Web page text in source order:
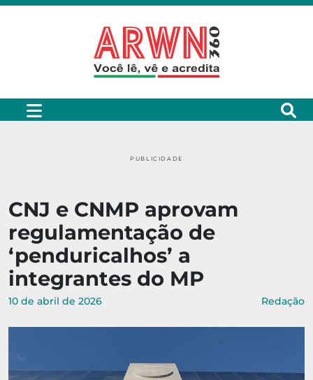
PUBLICIDADE
CNJ e CNMP aprovam
regulamentação de
‘penduricalhos’ a
integrantes do MP
10 de abril de 2026 Redação